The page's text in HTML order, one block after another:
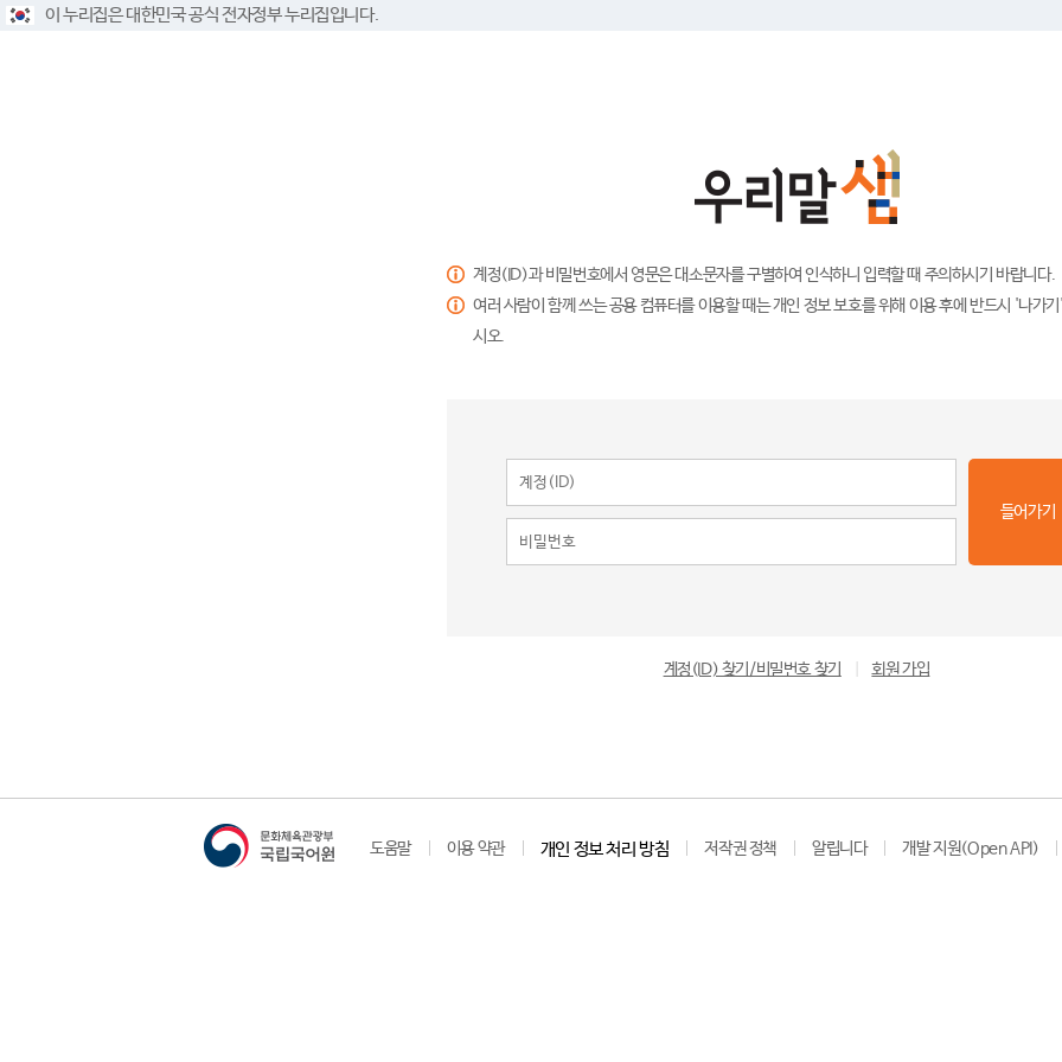
이 누리집은 대한민국 공식 전자정부 누리집입니다.
계정(ID)과 비밀번호에서 영문은 대소문자를 구별하여 인식하니 입력할 때 주의하시기 바랍니다.
여러 사람이 함께 쓰는 공용 컴퓨터를 이용할 때는 개인 정보 보호를 위해 이용 후에 반드시 '나가
시오.
들어가기
계정(ID) 찾기/비밀번호 찾기 회원 가입
도움말 이용 약관 개인 정보 처리 방침 저작권 정책 알립니다 개발 지원(Open API)